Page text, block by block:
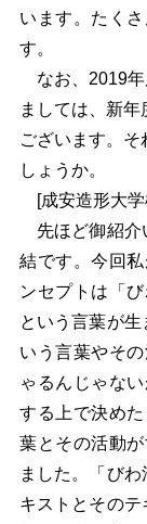
います。たく
す。
なお、2019
ましては、新
ございます。
しょうか。
[成安造形大
先ほど御紹介
結です。今回
ンセプトは「
という言葉が
いう言葉やそ
ゃるんじゃな
する上で決め
葉とその活動
ました。「び
キストとそのテ